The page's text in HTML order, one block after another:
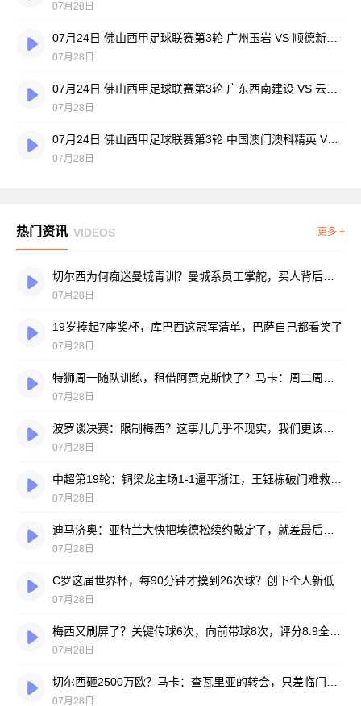
07月28日
07月28日
07月28日
07月24日 佛山西甲足球联赛第3轮 中国澳门澳科精英 VS 藝品高國際 全场录像
07月28日
热门资讯 VIDEOS 更多 +
07月28日
19岁捧起7座奖杯，库巴西这冠军清单，巴萨自己都看笑了
07月28日
07月28日
07月28日
07月28日
07月28日
C罗这届世界杯，每90分钟才摸到26次球？创下个人新低
07月28日
07月28日
07月28日